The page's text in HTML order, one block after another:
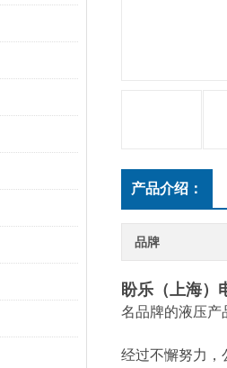
产品介绍：
品牌
盼乐（上海）
名品牌的液压产
经过不懈努力，